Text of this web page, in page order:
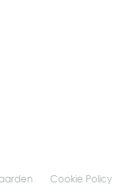
Cookie Policy